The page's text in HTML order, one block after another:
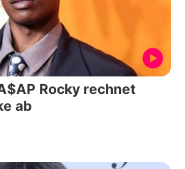
Rocky rechnet
ab